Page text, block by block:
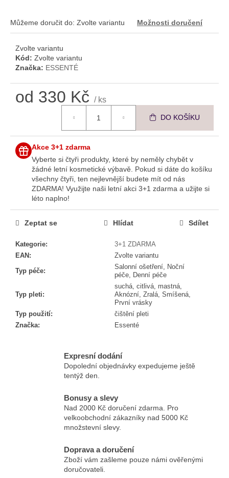
Můžeme doručit do: Zvolte variantu Možnosti doručení
Zvolte variantu
Kód: Zvolte variantu
Značka: ESSENTÉ
od 330 Kč / ks
DO KOŠÍKU
Akce 3+1 zdarma
Vyberte si čtyři produkty, které by neměly chybět v
žádné letní kosmetické výbavě. Pokud si dáte do košíku
všechny čtyři, ten nejlevnější budete mít od nás
ZDARMA! Využijte naši letní akci 3+1 zdarma a užijte si
léto naplno!
Kategorie:
3+1 ZDARMA
EAN:
Zvolte variantu
Typ péče:
Salonní ošetření, Noční
péče, Denní péče
Typ pleti:
suchá, citlivá, mastná,
Aknózní, Zralá, Smíšená,
První vrásky
Typ použití:
čištění pleti
Značka: Essenté
Zeptat se Hlídat Sdílet
Expresní dodání
Dopolední objednávky expedujeme ještě
tentýž den.
Bonusy a slevy
Nad 2000 Kč doručení zdarma. Pro
velkoobchodní zákazníky nad 5000 Kč
množstevní slevy.
Doprava a doručení
Zboží vám zašleme pouze námi ověřenými
doručovateli.
č
u
e
m
AHA
KYSELINAMI